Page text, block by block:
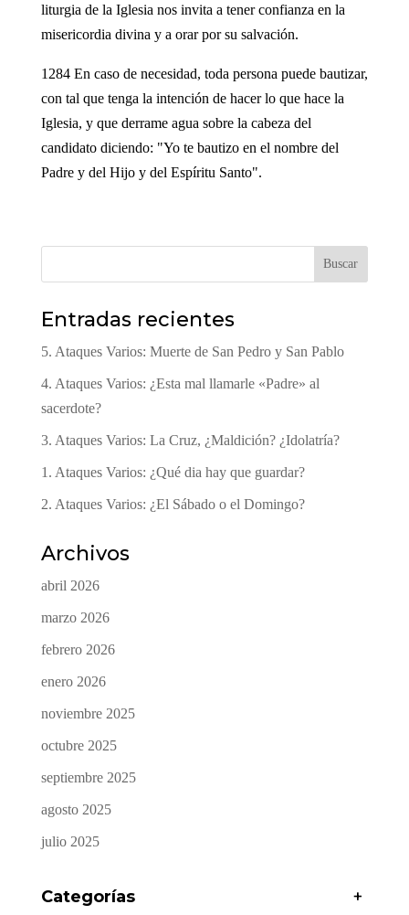
liturgia de la Iglesia nos invita a tener confianza en la
misericordia divina y a orar por su salvación.
1284 En caso de necesidad, toda persona puede bautizar,
con tal que tenga la intención de hacer lo que hace la
Iglesia, y que derrame agua sobre la cabeza del
candidato diciendo: "Yo te bautizo en el nombre del
Padre y del Hijo y del Espíritu Santo".
Buscar
Entradas recientes
5. Ataques Varios: Muerte de San Pedro y San Pablo
4. Ataques Varios: ¿Esta mal llamarle «Padre» al
sacerdote?
3. Ataques Varios: La Cruz, ¿Maldición? ¿Idolatría?
1. Ataques Varios: ¿Qué dia hay que guardar?
2. Ataques Varios: ¿El Sábado o el Domingo?
Archivos
abril 2026
marzo 2026
febrero 2026
enero 2026
noviembre 2025
octubre 2025
septiembre 2025
agosto 2025
julio 2025
Categorías +